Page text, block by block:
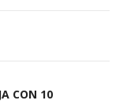
CON 10